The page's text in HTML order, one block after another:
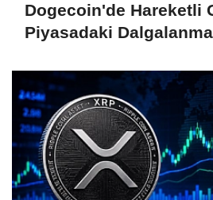
Dogecoin'de Hareketli
Piyasadaki